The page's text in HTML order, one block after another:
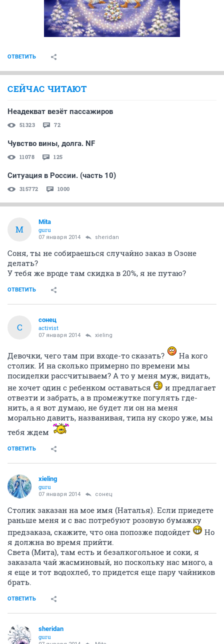
ОТВЕТИТЬ
СЕЙЧАС ЧИТАЮТ
Неадекват везёт пассажиров
51323 72
Чувство вины, долга. NF
11078 125
Ситуация в России. (часть 10)
315772 1000
M
Mita
guru
07 января 2014 sheridan
Соня, ты не собираешься случайно заказ в Озоне
делать?
У тебя же вроде там скидка в 20%, я не путаю?
ОТВЕТИТЬ
С
сонец
activist
07 января 2014 xieling
Девочки, чего там при входе-то сказать?
На кого
столик. И на сколько примерно по времени мы
посиделки рассчитываем? А то у меня муж, видать,
не хочет один с ребенком оставаться
и предлагает
отвезти и забрать, а в промежутке погулять где-
нить, а я вот думаю, не будет ли он на меня
морально давить, названивая, типа ну скоро уже, мы
тебя ждем
ОТВЕТИТЬ
xieling
guru
07 января 2014 сонец
Столик заказан на мое имя (Наталья). Если приедете
раньше меня и с вас потребуют розовую бумажку
предзаказа, скажите, что она попозже подойдет
Но
я должна во время прийти.
Света (Мита), там есть и безалкогольное и соки, я
заказала чай жасминовый, но поскольку нас много, а
я еще и тот водохлеб, то придется еще пару чайников
брать.
ОТВЕТИТЬ
sheridan
guru